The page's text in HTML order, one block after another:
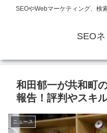
SEOやWebマーケティング、検
SEO
和田郁一が共和町
報告！評判やスキ
ニュース